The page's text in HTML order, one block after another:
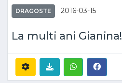
DRAGOSTE 2016-03-15
La multi ani Gianina!